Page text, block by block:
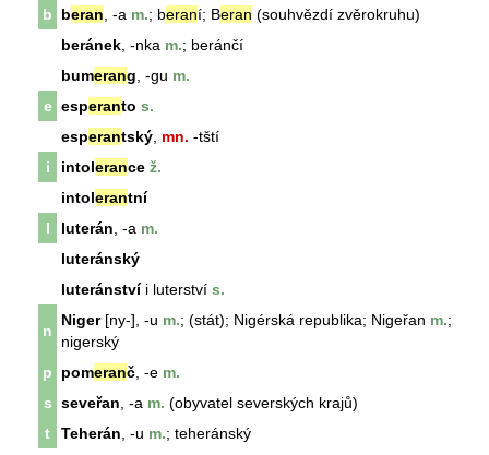
b
beran , -a m.; beraní; Beran (souhvězdí zvěrokruhu)
beránek , -nka m.; beránčí
bumerang , -gu m.
e esperanto s.
esperantský mn. -tští
i
intolerance ž.
intolerantní
l
luterán , -a m.
luteránský
luteránstvíi luterství s.
n
Niger[ny-], -u m.; (stát); Nigérská republika; Nigeřan m.;
nigerský
p
pomeranč , -e m.
s seveřan , -a m. (obyvatel severských krajů)
t
Teherán , -u m.; teheránský